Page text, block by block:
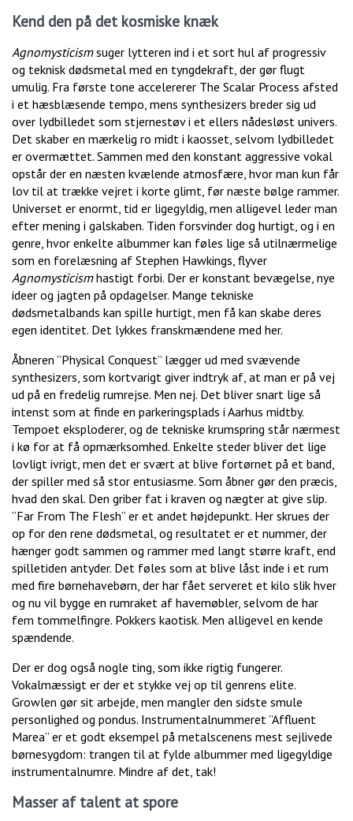
Kend den på det kosmiske knæk
Agnomysticismsuger lytteren ind i et sort hul af progressiv
og teknisk dødsmetal med en tyngdekraft, der gør flugt
umulig. Fra første tone accelererer The Scalar Process afsted
i et hæsblæsende tempo, mens synthesizers breder sig ud
over lydbilledet som stjernestøv i et ellers nådesløst univers.
Det skaber en mærkelig ro midt i kaosset, selvom lydbilledet
er overmættet. Sammen med den konstant aggressive vokal
opstår der en næsten kvælende atmosfære, hvor man kun får
lov til at trække vejret i korte glimt, før næste bølge rammer.
Universet er enormt, tid er ligegyldig, men alligevel leder man
efter mening i galskaben. Tiden forsvinder dog hurtigt, og i en
genre, hvor enkelte albummer kan føles lige så utilnærmelige
som en forelæsning af Stephen Hawkings, flyver
Agnomysticismhastigt forbi. Der er konstant bevægelse, nye
ideer og jagten på opdagelser. Mange tekniske
dødsmetalbands kan spille hurtigt, men få kan skabe deres
egen identitet. Det lykkes franskmændene med her.
Åbneren ”Physical Conquest” lægger ud med svævende
synthesizers, som kortvarigt giver indtryk af, at man er på vej
ud på en fredelig rumrejse. Men nej. Det bliver snart lige så
intenst som at finde en parkeringsplads i Aarhus midtby.
Tempoet eksploderer, og de tekniske krumspring står nærmest
i kø for at få opmærksomhed. Enkelte steder bliver det lige
lovligt ivrigt, men det er svært at blive fortørnet på et band,
der spiller med så stor entusiasme. Som åbner gør den præcis,
hvad den skal. Den griber fat i kraven og nægter at give slip.
”Far From The Flesh” er et andet højdepunkt. Her skrues der
op for den rene dødsmetal, og resultatet er et nummer, der
hænger godt sammen og rammer med langt større kraft, end
spilletiden antyder. Det føles som at blive låst inde i et rum
med fire børnehavebørn, der har fået serveret et kilo slik hver
og nu vil bygge en rumraket af havemøbler, selvom de har
fem tommelfingre. Pokkers kaotisk. Men alligevel en kende
spændende.
Der er dog også nogle ting, som ikke rigtig fungerer.
Vokalmæssigt er der et stykke vej op til genrens elite.
Growlen gør sit arbejde, men mangler den sidste smule
personlighed og pondus. Instrumentalnummeret ”Affluent
Marea” er et godt eksempel på metalscenens mest sejlivede
børnesygdom: trangen til at fylde albummer med ligegyldige
instrumentalnumre. Mindre af det, tak!
Masser af talent at spore